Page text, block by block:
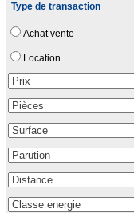
Type de transaction
Achat vente
Location